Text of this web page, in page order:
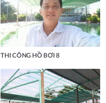
THI CÔNG HỒ BƠI 8